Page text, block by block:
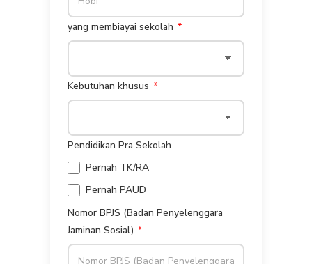
yang membiayai sekolah
Kebutuhan khusus
Pendidikan Pra Sekolah
Pernah TK/RA
Pernah PAUD
Nomor BPJS (Badan Penyelenggara
Jaminan Sosial)